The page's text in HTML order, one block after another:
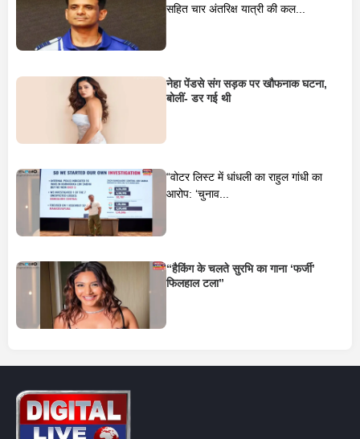
सहित चार अंतरिक्ष यात्री की कल...
नेहा पेंडसे संग सड़क पर खौफनाक घटना,
बोलीं- डर गई थी
“वोटर लिस्ट में धांधली का राहुल गांधी का
आरोप: ‘चुनाव...
“हैकिंग के चलते सुरभि का गाना ‘फर्जी’
फिलहाल टला”